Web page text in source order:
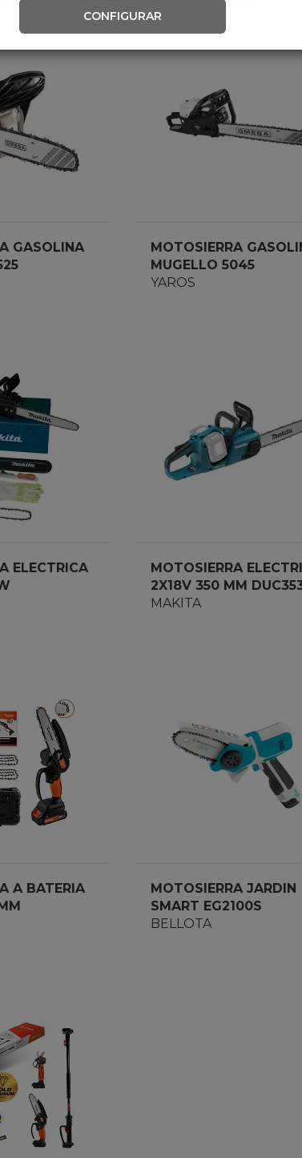
GASOLINA
MOTOSIERRA
MUGELLO 5045
YAROS
ELECTRICA
MOTOSIERRA
2X18V 350 MM
MAKITA
A BATERIA
MOTOSIERRA JARDIN
SMART EG2100S
BELLOTA
CONFIGURAR